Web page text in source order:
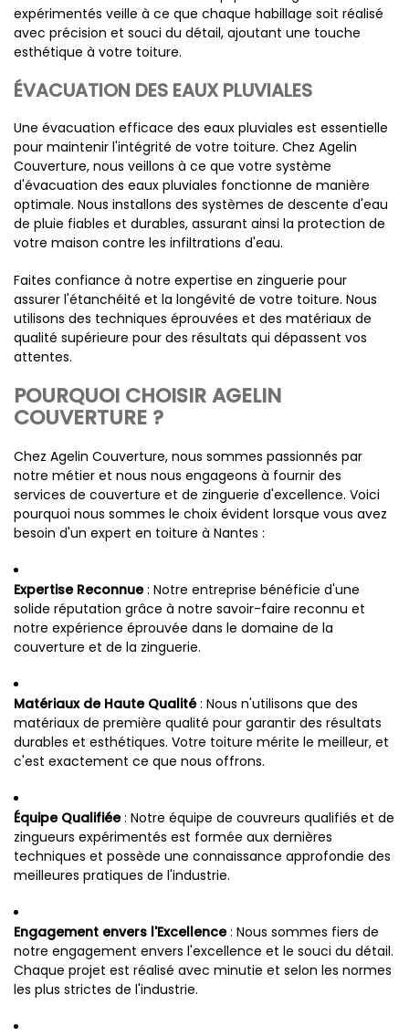
expérimentés veille à ce que chaque habillage soit réalisé
avec précision et souci du détail, ajoutant une touche
esthétique à votre toiture.
ÉVACUATION DES EAUX PLUVIALES
Une évacuation efficace des eaux pluviales est essentielle
pour maintenir l'intégrité de votre toiture. Chez Agelin
Couverture, nous veillons à ce que votre système
d'évacuation des eaux pluviales fonctionne de manière
optimale. Nous installons des systèmes de descente d'eau
de pluie fiables et durables, assurant ainsi la protection de
votre maison contre les infiltrations d'eau.
Faites confiance à notre expertise en zinguerie pour
assurer l'étanchéité et la longévité de votre toiture. Nous
utilisons des techniques éprouvées et des matériaux de
qualité supérieure pour des résultats qui dépassent vos
attentes.
POURQUOI CHOISIR AGELIN
COUVERTURE ?
Chez Agelin Couverture, nous sommes passionnés par
notre métier et nous nous engageons à fournir des
services de couverture et de zinguerie d'excellence. Voici
pourquoi nous sommes le choix évident lorsque vous avez
besoin d'un expert en toiture à Nantes :
Expertise Reconnue: Notre entreprise bénéficie d'une
solide réputation grâce à notre savoir-faire reconnu et
notre expérience éprouvée dans le domaine de la
couverture et de la zinguerie.
Matériaux de Haute Qualité: Nous n'utilisons que des
matériaux de première qualité pour garantir des résultats
durables et esthétiques. Votre toiture mérite le meilleur, et
c'est exactement ce que nous offrons.
Équipe Qualifiée: Notre équipe de couvreurs qualifiés et de
zingueurs expérimentés est formée aux dernières
techniques et possède une connaissance approfondie des
meilleures pratiques de l'industrie.
Engagement envers l'Excellence: Nous sommes fiers de
notre engagement envers l'excellence et le souci du détail.
Chaque projet est réalisé avec minutie et selon les normes
les plus strictes de l'industrie.